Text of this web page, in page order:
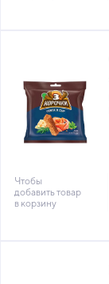
Чтобы
добавить товар
в корзину